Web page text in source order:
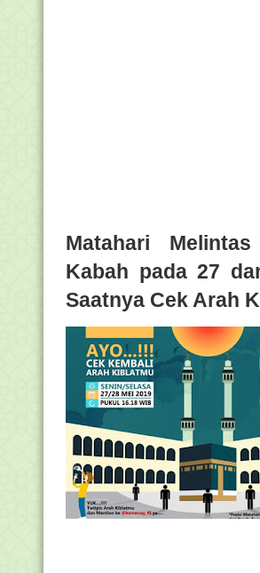
Matahari
Kabah pada 27
Saatnya Cek Arah